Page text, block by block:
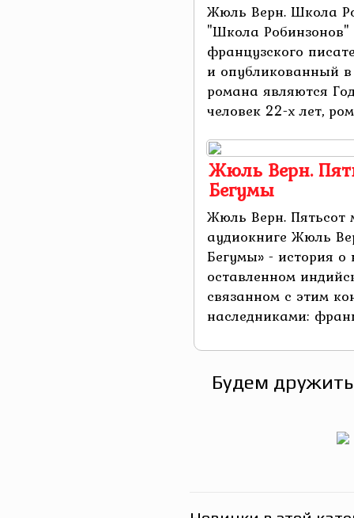
Жюль Верн. Школа
"Школа
французского
и опубликованный
романа являются
человек 22-х лет,
Жюль Верн.
Бегумы
Жюль Верн. Пятьсот
аудиокниге Жюль
Бегумы» - история о
оставленном
связанном с этим
наследниками:
Будем